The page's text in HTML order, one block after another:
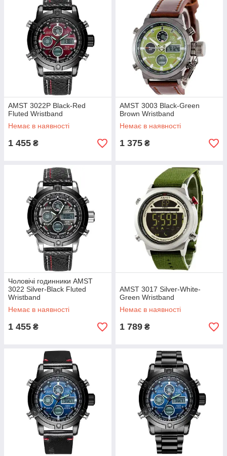
AMST 3022P Black-Red
Fluted Wristband
Немає в наявності
1 455 ₴
AMST 3003 Black-Green
Brown Wristband
Немає в наявності
1 375 ₴
Чоловічі годинники AMST
3022 Silver-Black Fluted
Wristband
Немає в наявності
1 455 ₴
AMST 3017 Silver-White-
Green Wristband
Немає в наявності
1 789 ₴